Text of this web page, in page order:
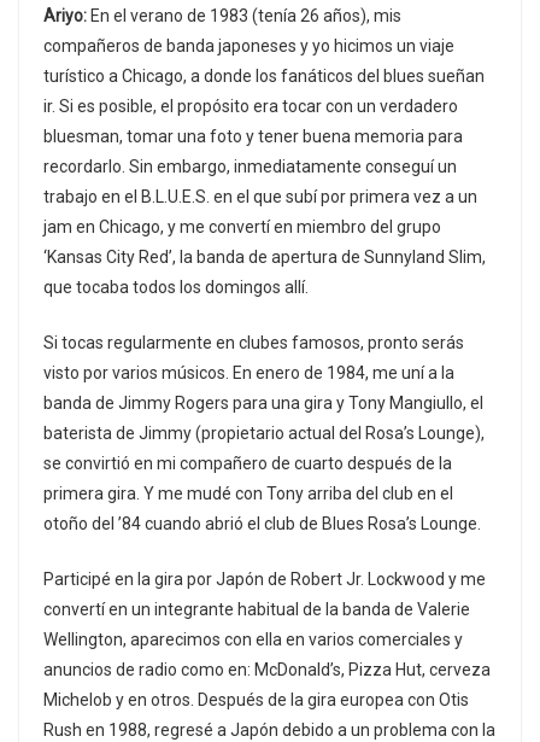
Ariyo: En el verano de 1983 (tenía 26 años), mis
compañeros de banda japoneses y yo hicimos un viaje
turístico a Chicago, a donde los fanáticos del blues sueñan
ir. Si es posible, el propósito era tocar con un verdadero
bluesman, tomar una foto y tener buena memoria para
recordarlo. Sin embargo, inmediatamente conseguí un
trabajo en el B.L.U.E.S. en el que subí por primera vez a un
jam en Chicago, y me convertí en miembro del grupo
‘Kansas City Red’, la banda de apertura de Sunnyland Slim,
que tocaba todos los domingos allí.
Si tocas regularmente en clubes famosos, pronto serás
visto por varios músicos. En enero de 1984, me uní a la
banda de Jimmy Rogers para una gira y Tony Mangiullo, el
baterista de Jimmy (propietario actual del Rosa’s Lounge),
se convirtió en mi compañero de cuarto después de la
primera gira. Y me mudé con Tony arriba del club en el
otoño del ’84 cuando abrió el club de Blues Rosa’s Lounge.
Participé en la gira por Japón de Robert Jr. Lockwood y me
convertí en un integrante habitual de la banda de Valerie
Wellington, aparecimos con ella en varios comerciales y
anuncios de radio como en: McDonald’s, Pizza Hut, cerveza
Michelob y en otros. Después de la gira europea con Otis
Rush en 1988, regresé a Japón debido a un problema con la